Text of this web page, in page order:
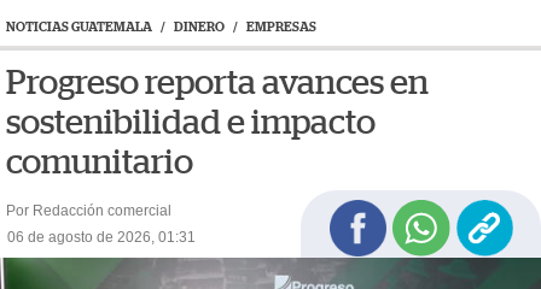
NOTICIAS GUATEMALA / DINERO / EMPRESAS
Progreso reporta avances en
sostenibilidad e impacto
comunitario
Por Redacción comercial
06 de agosto de 2026, 01:31